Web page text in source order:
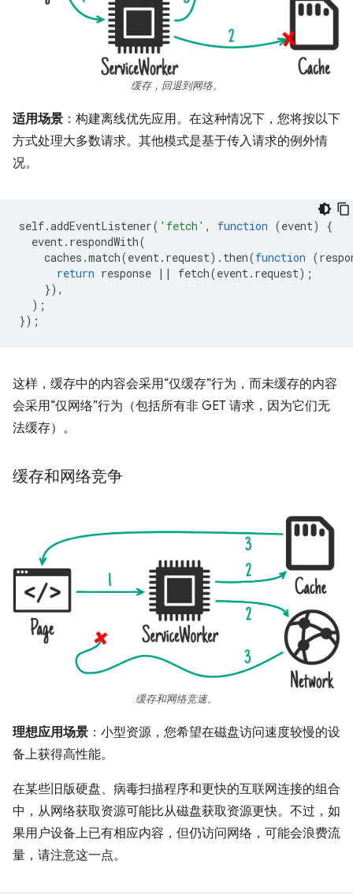
缓存，回退到网络。
适用场景 ：构建离线优先应用。在这种情况下，您将按以下
方式处理大多数请求。其他模式是基于传入请求的例外情
况。
self.addEventListener( 'fetch' , function (event)
{
event. respondWith(
caches .match(event. request). then(function (
return response || fetch(event. request);
}),
);
});
这样，缓存中的内容会采用“仅缓存”行为，而未缓存的内容
会采用“仅网络”行为（包括所有非 GET 请求，因为它们无
法缓存）。
缓存和网络竞争
缓存和网络竞速。
理想应用场景 ：小型资源，您希望在磁盘访问速度较慢的设
备上获得高性能。
在某些旧版硬盘、病毒扫描程序和更快的互联网连接的组合
中，从网络获取资源可能比从磁盘获取资源更快。不过，如
果用户设备上已有相应内容，但仍访问网络，可能会浪费流
量，请注意这一点。